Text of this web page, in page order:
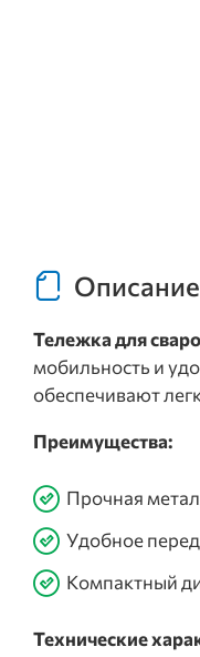
Описание
Тележка для
мобильность и
обеспечивают
Преимущества:
Прочная
Удобное
Компактный
Технические